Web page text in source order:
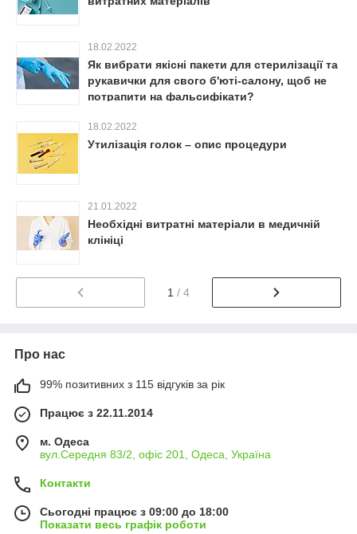
18.02.2022
Як вибрати якісні пакети для стерилізації та
рукавички для свого б'юті-салону, щоб не
потрапити на фальсифікати?
18.02.2022
Утилізація голок – опис процедури
21.01.2022
Необхідні витратні матеріали в медичній
клініці
1 / 4
Про нас
99% позитивних з 115 відгуків за рік
Працює з 22.11.2014
м. Одеса
вул.Середня 83/2, офіс 201, Одеса, Україна
Контакти
Сьогодні працює з 09:00 до 18:00
Показати весь графік роботи